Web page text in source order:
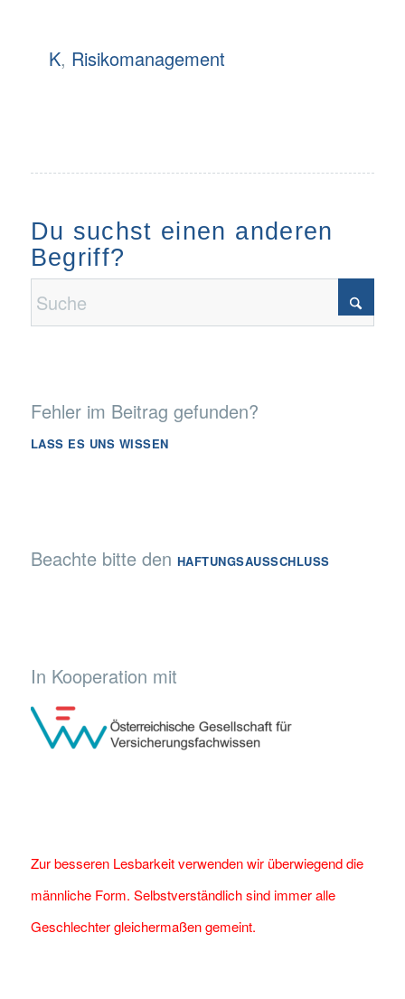
K, Risikomanagement
Du suchst einen anderen
Begriff?
Fehler im Beitrag gefunden?
LASS ES UNS WISSEN
Beachte bitte den HAFTUNGSAUSSCHLUSS
In Kooperation mit
Zur besseren Lesbarkeit verwenden wir überwiegend die
männliche Form. Selbstverständlich sind immer alle
Geschlechter gleichermaßen gemeint.